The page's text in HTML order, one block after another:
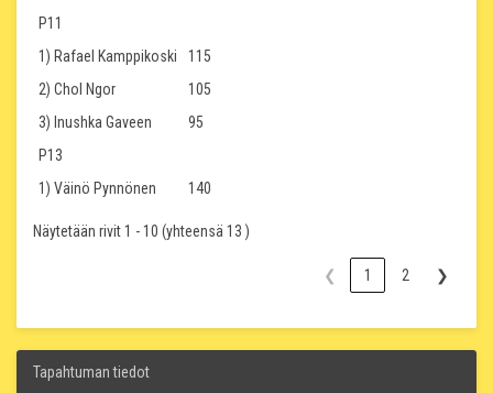
P11
1) Rafael Kamppikoski
115
2) Chol Ngor
105
3) Inushka Gaveen
95
P13
1) Väinö Pynnönen
140
Näytetään rivit 1 - 10 (yhteensä 13 )
❮ 1 2 ❯
Tapahtuman tiedot